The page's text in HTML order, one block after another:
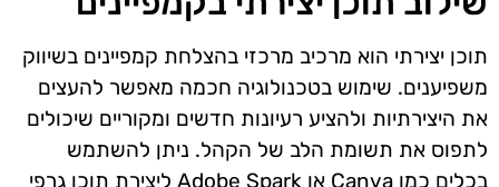
תוכן יצירתי הוא מרכיב מרכזי בהצלחת קמפיינים בשיווק
משפיענים. שימוש בטכנולוגיה חכמה מאפשר להעצים
את היצירתיות ולהציע רעיונות חדשים ומקוריים שיכולים
לתפוס את תשומת הלב של הקהל. ניתן להשתמש
בכלים כמו Canva או Adobe Spark ליצירת תוכן גרפי